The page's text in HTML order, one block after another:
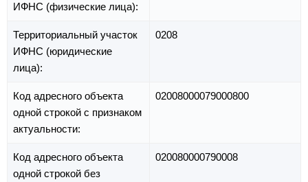
ИФНС (физические лица):
Территориальный участок
ИФНС (юридические
лица):
0208
Код адресного объекта
одной строкой с признаком
актуальности:
02008000079000800
Код адресного объекта
одной строкой без
020080000790008